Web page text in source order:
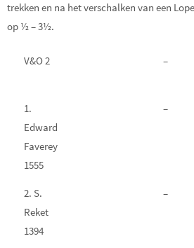
trekken en na het verschalken van een
op ½ – 3½.
V&O 2 –
1.
Edward
Faverey
1555
–
2. S.
Reket
1394
–